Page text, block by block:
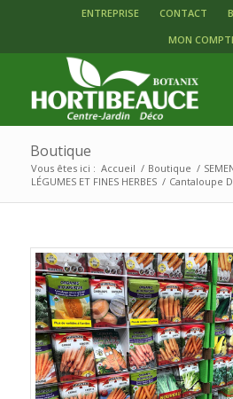
ENTREPRISE CONTACT
MON
Boutique
Vous êtes ici : Accueil / Boutique /
LÉGUMES ET FINES HERBES / Cantaloupe